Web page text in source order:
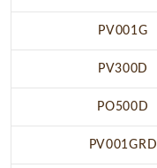
PV001G
PV300D
PO500D
PV001GRD